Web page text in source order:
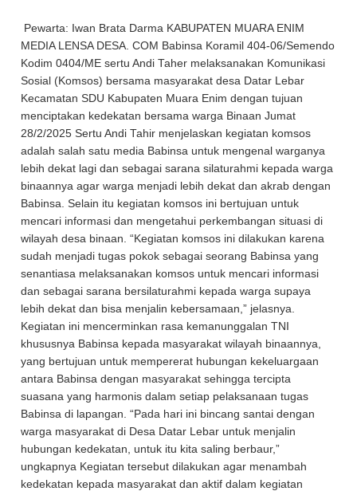
Pewarta: Iwan Brata Darma KABUPATEN MUARA ENIM
MEDIA LENSA DESA. COM Babinsa Koramil 404-06/Semendo
Kodim 0404/ME sertu Andi Taher melaksanakan Komunikasi
Sosial (Komsos) bersama masyarakat desa Datar Lebar
Kecamatan SDU Kabupaten Muara Enim dengan tujuan
menciptakan kedekatan bersama warga Binaan Jumat
28/2/2025 Sertu Andi Tahir menjelaskan kegiatan komsos
adalah salah satu media Babinsa untuk mengenal warganya
lebih dekat lagi dan sebagai sarana silaturahmi kepada warga
binaannya agar warga menjadi lebih dekat dan akrab dengan
Babinsa. Selain itu kegiatan komsos ini bertujuan untuk
mencari informasi dan mengetahui perkembangan situasi di
wilayah desa binaan. “Kegiatan komsos ini dilakukan karena
sudah menjadi tugas pokok sebagai seorang Babinsa yang
senantiasa melaksanakan komsos untuk mencari informasi
dan sebagai sarana bersilaturahmi kepada warga supaya
lebih dekat dan bisa menjalin kebersamaan,” jelasnya.
Kegiatan ini mencerminkan rasa kemanunggalan TNI
khususnya Babinsa kepada masyarakat wilayah binaannya,
yang bertujuan untuk mempererat hubungan kekeluargaan
antara Babinsa dengan masyarakat sehingga tercipta
suasana yang harmonis dalam setiap pelaksanaan tugas
Babinsa di lapangan. “Pada hari ini bincang santai dengan
warga masyarakat di Desa Datar Lebar untuk menjalin
hubungan kedekatan, untuk itu kita saling berbaur,”
ungkapnya Kegiatan tersebut dilakukan agar menambah
kedekatan kepada masyarakat dan aktif dalam kegiatan